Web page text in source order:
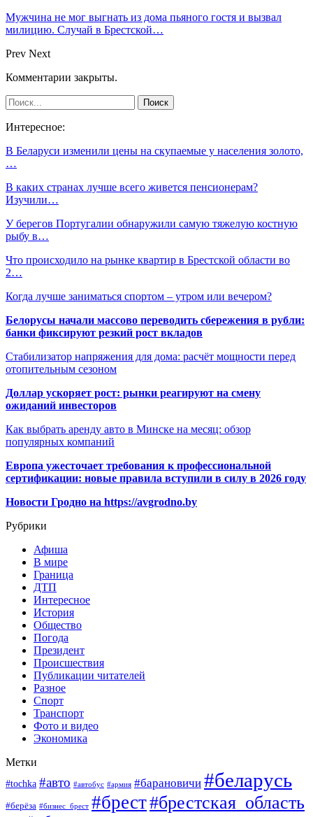
Мужчина не мог выгнать из дома пьяного гостя и вызвал
милицию. Случай в Брестской…
Prev Next
Комментарии закрыты.
Интересное:
В Беларуси изменили цены на скупаемые у населения золото,
…
В каких странах лучше всего живется пенсионерам?
Изучили…
У берегов Португалии обнаружили самую тяжелую костную
рыбу в…
Что происходило на рынке квартир в Брестской области во
2…
Когда лучше заниматься спортом – утром или вечером?
Белорусы начали массово переводить сбережения в рубли:
банки фиксируют резкий рост вкладов
Стабилизатор напряжения для дома: расчёт мощности перед
отопительным сезоном
Доллар ускоряет рост: рынки реагируют на смену
ожиданий инвесторов
Как выбрать аренду авто в Минске на месяц: обзор
популярных компаний
Европа ужесточает требования к профессиональной
сертификации: новые правила вступили в силу в 2026 году
Новости Гродно на https://avgrodno.by
Рубрики
Афиша
В мире
Граница
ДТП
Интересное
История
Общество
Погода
Президент
Происшествия
Публикации читателей
Разное
Спорт
Транспорт
Фото и видео
Экономика
Метки
#tochka #авто #автобус #армия #барановичи #беларусь
#берёза #бизнес_брест #брест#брестская_область